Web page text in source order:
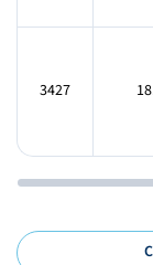
3427